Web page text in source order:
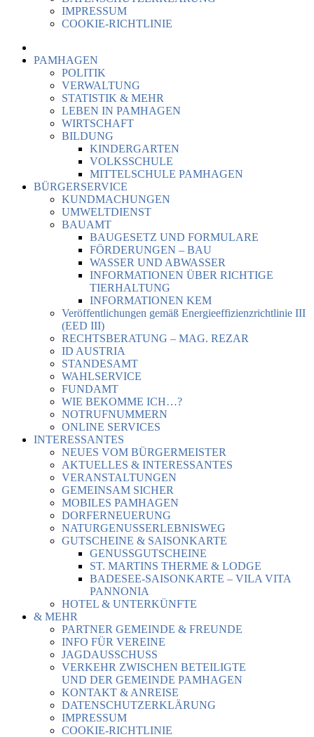
IMPRESSUM
COOKIE-RICHTLINIE
PAMHAGEN
POLITIK
VERWALTUNG
STATISTIK & MEHR
LEBEN IN PAMHAGEN
WIRTSCHAFT
BILDUNG
KINDERGARTEN
VOLKSSCHULE
MITTELSCHULE PAMHAGEN
BÜRGERSERVICE
KUNDMACHUNGEN
UMWELTDIENST
BAUAMT
BAUGESETZ UND FORMULARE
FÖRDERUNGEN – BAU
WASSER UND ABWASSER
INFORMATIONEN ÜBER RICHTIGE
TIERHALTUNG
INFORMATIONEN KEM
Veröffentlichungen gemäß Energieeffizienzrichtlinie III
(EED III)
RECHTSBERATUNG – MAG. REZAR
ID AUSTRIA
STANDESAMT
WAHLSERVICE
FUNDAMT
WIE BEKOMME ICH…?
NOTRUFNUMMERN
ONLINE SERVICES
INTERESSANTES
NEUES VOM BÜRGERMEISTER
AKTUELLES & INTERESSANTES
VERANSTALTUNGEN
GEMEINSAM SICHER
MOBILES PAMHAGEN
DORFERNEUERUNG
NATURGENUSSERLEBNISWEG
GUTSCHEINE & SAISONKARTE
GENUSSGUTSCHEINE
ST. MARTINS THERME & LODGE
BADESEE-SAISONKARTE – VILA VITA
PANNONIA
HOTEL & UNTERKÜNFTE
& MEHR
PARTNER GEMEINDE & FREUNDE
INFO FÜR VEREINE
JAGDAUSSCHUSS
VERKEHR ZWISCHEN BETEILIGTE
UND DER GEMEINDE PAMHAGEN
KONTAKT & ANREISE
DATENSCHUTZERKLÄRUNG
IMPRESSUM
COOKIE-RICHTLINIE